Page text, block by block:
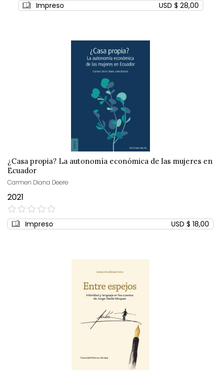
Impreso
USD $ 28,00
¿Casa propia? La autonomía económica de las mujeres en
Ecuador
Carmen Diana Deere
2021
0%
Impreso USD $ 18,00